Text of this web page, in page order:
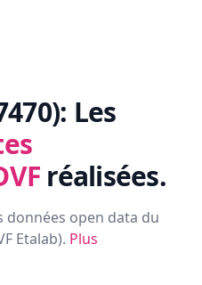
Les
réalisées.
données open data du
Etalab). Plus